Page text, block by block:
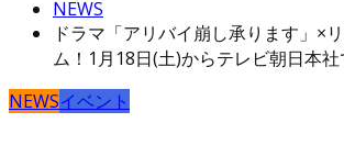
NEWS
ドラマ「アリバイ崩し承ります」×
ム！1月18日(土)からテレビ朝日本社
NEWSイベント